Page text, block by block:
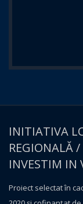
INITIATIVA
REGIONALĂ /
INVESTIM IN
Proiect selectat în